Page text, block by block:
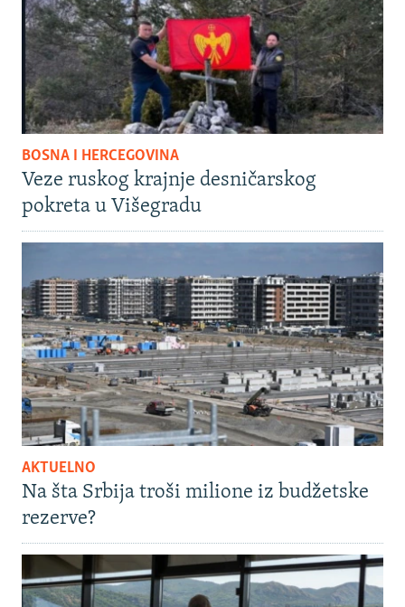
BOSNA I HERCEGOVINA
Veze ruskog krajnje desničarskog
pokreta u Višegradu
AKTUELNO
Na šta Srbija troši milione iz budžetske
rezerve?